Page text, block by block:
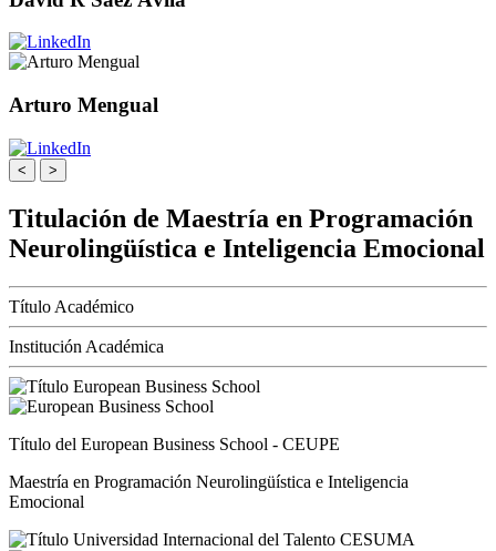
Arturo Mengual
< >
Titulación de Maestría en Programación
Neurolingüística e Inteligencia Emocional
Título Académico
Institución Académica
Título del European Business School - CEUPE
Maestría en Programación Neurolingüística e Inteligencia
Emocional